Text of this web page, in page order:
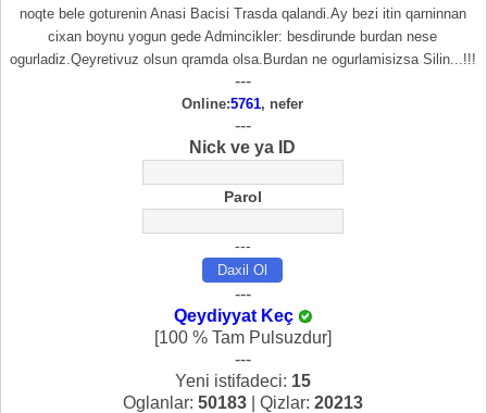
noqte bele goturenin Anasi Bacisi Trasda qalandi.Ay bezi itin qarninnan
cixan boynu yogun gede Admincikler: besdirunde burdan nese
ogurladiz.Qeyretivuz olsun qramda olsa.Burdan ne ogurlamisizsa Silin...!!!
---
Online:5761, nefer
---
Nick ve ya ID
Parol
---
---
Qeydiyyat Keç
[100 % Tam Pulsuzdur]
---
Yeni istifadeci: 15
Oglanlar: 50183| Qizlar: 20213